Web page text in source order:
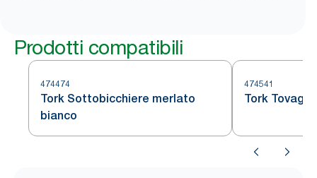
Prodotti compatibili
474474
Tork Sottobicchiere merlato
bianco
474541
Tork